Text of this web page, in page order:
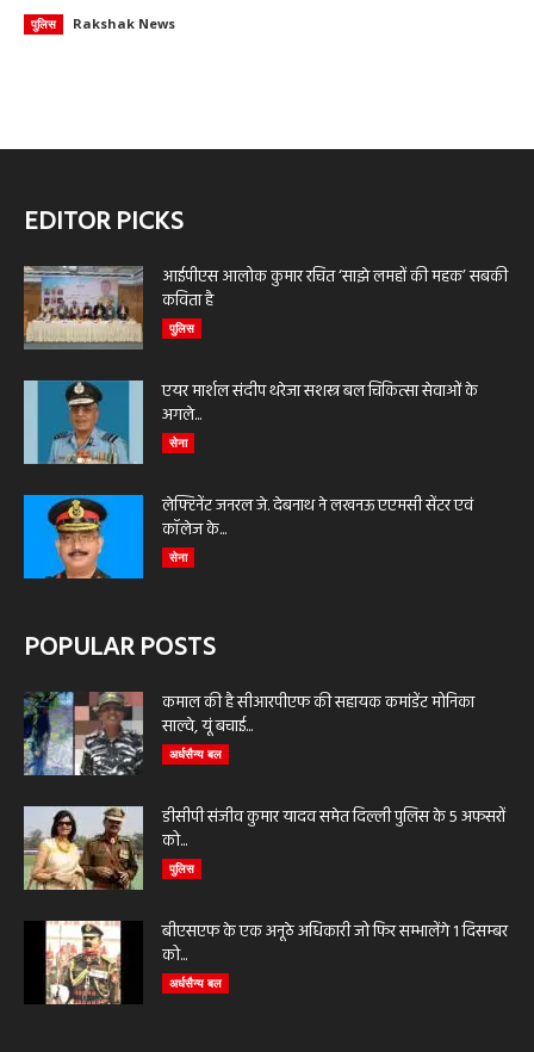
पुलिस Rakshak News
EDITOR PICKS
आईपीएस आलोक कुमार रचित ‘साझे लमहों की महक’ सबकी
कविता है
पुलिस
एयर मार्शल संदीप थरेजा सशस्त्र बल चिकित्सा सेवाओं के
अगले...
सेना
लेफ्टिनेंट जनरल जे. देबनाथ ने लखनऊ एएमसी सेंटर एवं
कॉलेज के...
सेना
POPULAR POSTS
कमाल की है सीआरपीएफ की सहायक कमांडेंट मोनिका
साल्वे, यूं बचाई...
अर्धसैन्य बल
डीसीपी संजीव कुमार यादव समेत दिल्ली पुलिस के 5 अफसरों
को...
पुलिस
बीएसएफ के एक अनूठे अधिकारी जो फिर सम्भालेंगे 1 दिसम्बर
को...
अर्धसैन्य बल